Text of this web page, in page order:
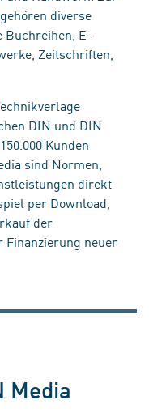
diverse
Buchreihen, E-
Zeitschriften,
DIN und DIN
Kunden
sind Normen,
direkt
per Download,
der
Finanzierung neuer
Media